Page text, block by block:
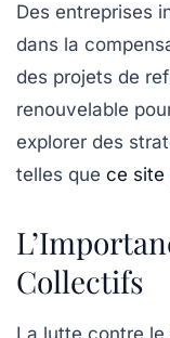
Des entreprises
dans la
des projets de
renouvelable
explorer des
telles que ce site
Collectifs